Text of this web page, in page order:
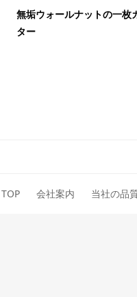
無垢ウォールナットの一枚
ター
TOP 会社案内 当社の品